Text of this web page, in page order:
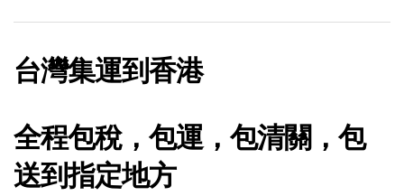
台灣集運到香港
全程包稅，包運，包清關，包
送到指定地方